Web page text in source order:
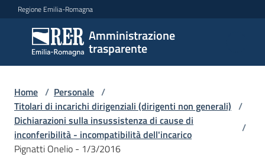
Vai al contenuto
Vai alla navigazione
Vai al footer
Regione Emilia-Romagna
Amministrazione
trasparente
Amministrazione
trasparente
Sottosezioni
Accesso
Home / Personale /
Titolari di incarichi dirigenziali (dirigenti non generali) /
Dichiarazioni sulla insussistenza di cause di
inconferibilità - incompatibilità dell'incarico
/
Pignatti Onelio - 1/3/2016